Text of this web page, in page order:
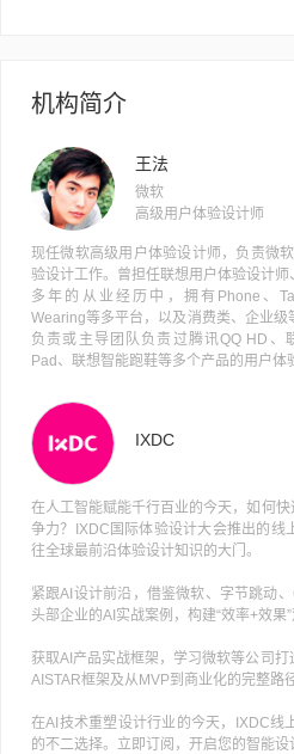
机构简介
王法
微软
高级用户体验设计师
现任微软高级用户体验设计师，负责微
验设计工作。曾担任联想用户体验设计
多年的从业经历中，拥有Phone、
Wearing等多平台，以及消费类、企业
负责或主导团队负责过腾讯QQ HD、
Pad、联想智能跑鞋等多个产品的用户体
IXDC
在人工智能赋能千行百业的今天，如何
争力？IXDC国际体验设计大会推出的线
往全球最前沿体验设计知识的大门。
紧跟AI设计前沿，借鉴微软、字节跳动
头部企业的AI实战案例，构建“效率+效果
获取AI产品实战框架，学习微软等公司
AISTAR框架及从MVP到商业化的完整路径
在AI技术重塑设计行业的今天，IXDC线
的不二选择。立即订阅，开启您的智能